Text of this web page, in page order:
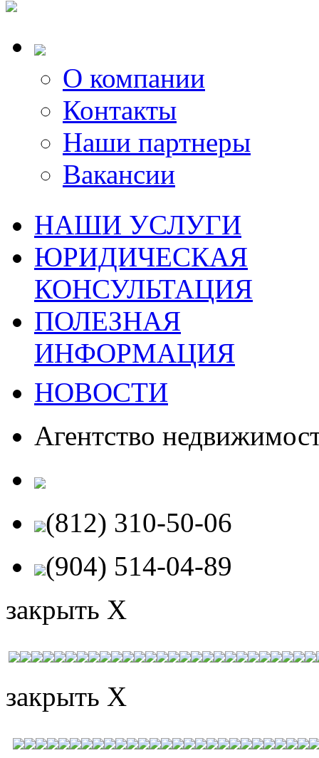
О компании
Контакты
Наши партнеры
Вакансии
НАШИ УСЛУГИ
ЮРИДИЧЕСКАЯ
КОНСУЛЬТАЦИЯ
ПОЛЕЗНАЯ
ИНФОРМАЦИЯ
НОВОСТИ
Агентство
(812) 310-50-06
(904) 514-04-89
закрыть X
закрыть X